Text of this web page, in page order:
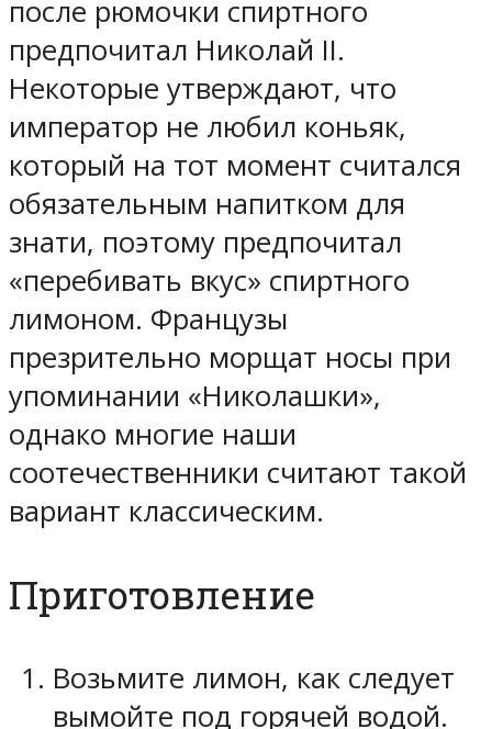
после рюмочки спиртного
предпочитал Николай II.
Некоторые утверждают, что
император не любил коньяк,
который на тот момент считался
обязательным напитком для
знати, поэтому предпочитал
«перебивать вкус» спиртного
лимоном. Французы
презрительно морщат носы при
упоминании «Николашки»,
однако многие наши
соотечественники считают такой
вариант классическим.
Приготовление
Возьмите лимон, как следует
вымойте под горячей водой.